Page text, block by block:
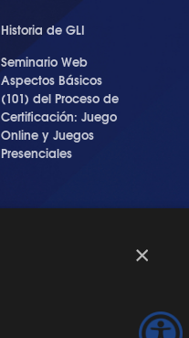
Historia de GLI
Seminario Web
Aspectos Básicos
(101) del Proceso de
Certificación: Juego
Online y Juegos
Presenciales
×